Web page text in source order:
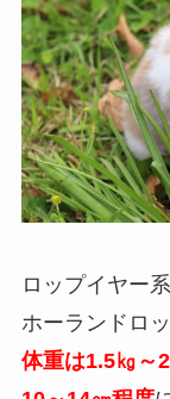
ロップイヤー
ホーランドロ
体重は1.5㎏～